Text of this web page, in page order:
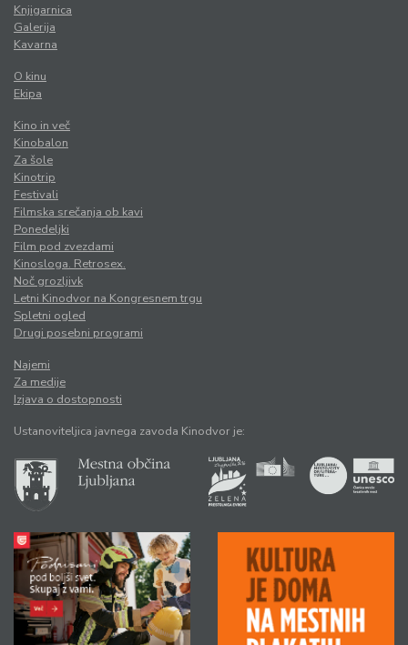
Knjigarnica
Galerija
Kavarna
O kinu
Ekipa
Kino in več
Kinobalon
Za šole
Kinotrip
Festivali
Filmska srečanja ob kavi
Ponedeljki
Film pod zvezdami
Kinosloga. Retrosex.
Noč grozljivk
Letni Kinodvor na Kongresnem trgu
Spletni ogled
Drugi posebni programi
Najemi
Za medije
Izjava o dostopnosti
Ustanoviteljica javnega zavoda Kinodvor je: